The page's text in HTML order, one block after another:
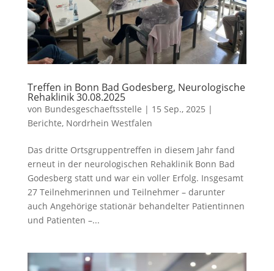
Treffen in Bonn Bad Godesberg, Neurologische
Rehaklinik 30.08.2025
von Bundesgeschaeftsstelle | 15 Sep., 2025 |
Berichte, Nordrhein Westfalen
Das dritte Ortsgruppentreffen in diesem Jahr fand
erneut in der neurologischen Rehaklinik Bonn Bad
Godesberg statt und war ein voller Erfolg. Insgesamt
27 Teilnehmerinnen und Teilnehmer – darunter
auch Angehörige stationär behandelter Patientinnen
und Patienten –...